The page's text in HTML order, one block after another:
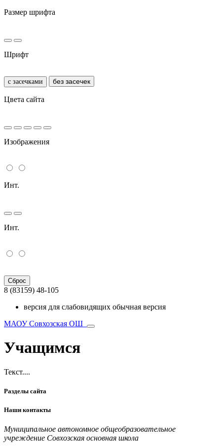
Размер шрифта
Шрифт
с засечками без засечек
Цвета сайта
Изображения
Инт.
Инт.
Сброс
8 (83159) 48-105
версия для слабовидящих обычная версия
МАОУ Совхозская ОШ
Учащимся
Текст....
Разделы сайта
Наши контакты
Муниципальное автономное общеобразовательное
учреждение Совхозская основная школа